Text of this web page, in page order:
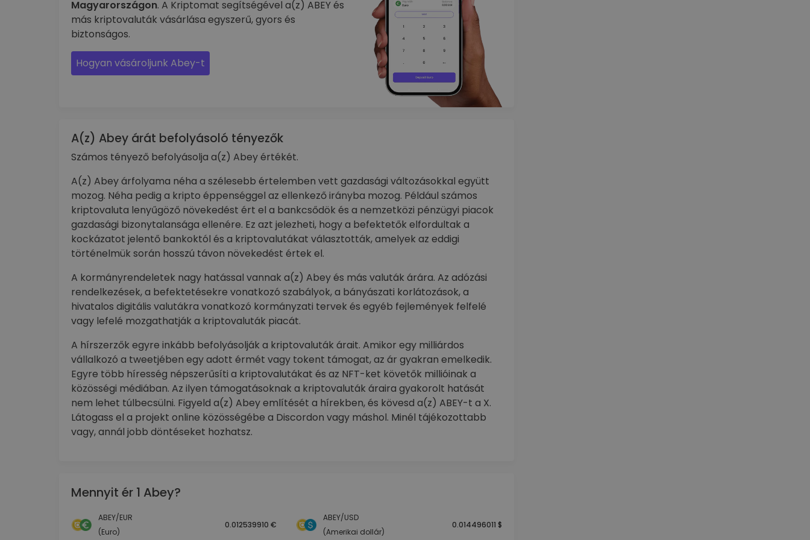
Magyarországon. A Kriptomat segítségével a(z) ABEY és
más kriptovaluták vásárlása egyszerű, gyors és
biztonságos.
Hogyan vásároljunk Abey-t
A(z) Abey árát befolyásoló tényezők
Számos tényező befolyásolja a(z) Abey értékét.
A(z) Abey árfolyama néha a szélesebb értelemben vett gazdasági változásokkal együtt
mozog. Néha pedig a kripto éppenséggel az ellenkező irányba mozog. Például számos
kriptovaluta lenyűgöző növekedést ért el a bankcsődök és a nemzetközi pénzügyi piacok
gazdasági bizonytalansága ellenére. Ez azt jelezheti, hogy a befektetők elfordultak a
kockázatot jelentő bankoktól és a kriptovalutákat választották, amelyek az eddigi
történelmük során hosszú távon növekedést értek el.
A kormányrendeletek nagy hatással vannak a(z) Abey és más valuták árára. Az adózási
rendelkezések, a befektetésekre vonatkozó szabályok, a bányászati korlátozások, a
hivatalos digitális valutákra vonatkozó kormányzati tervek és egyéb fejlemények felfelé
vagy lefelé mozgathatják a kriptovaluták piacát.
A hírszerzők egyre inkább befolyásolják a kriptovaluták árait. Amikor egy milliárdos
vállalkozó a tweetjében egy adott érmét vagy tokent támogat, az ár gyakran emelkedik.
Egyre több híresség népszerűsíti a kriptovalutákat és az NFT-ket követők millióinak a
közösségi médiában. Az ilyen támogatásoknak a kriptovaluták áraira gyakorolt hatását
nem lehet túlbecsülni. Figyeld a(z) Abey említését a hírekben, és kövesd a(z) ABEY-t a X.
Látogass el a projekt online közösségébe a Discordon vagy máshol. Minél tájékozottabb
vagy, annál jobb döntéseket hozhatsz.
Mennyit ér 1 Abey?
ABEY/EUR
(Euro)
0.012539910 €
ABEY/USD
(Amerikai dollár)
0.014496011 $